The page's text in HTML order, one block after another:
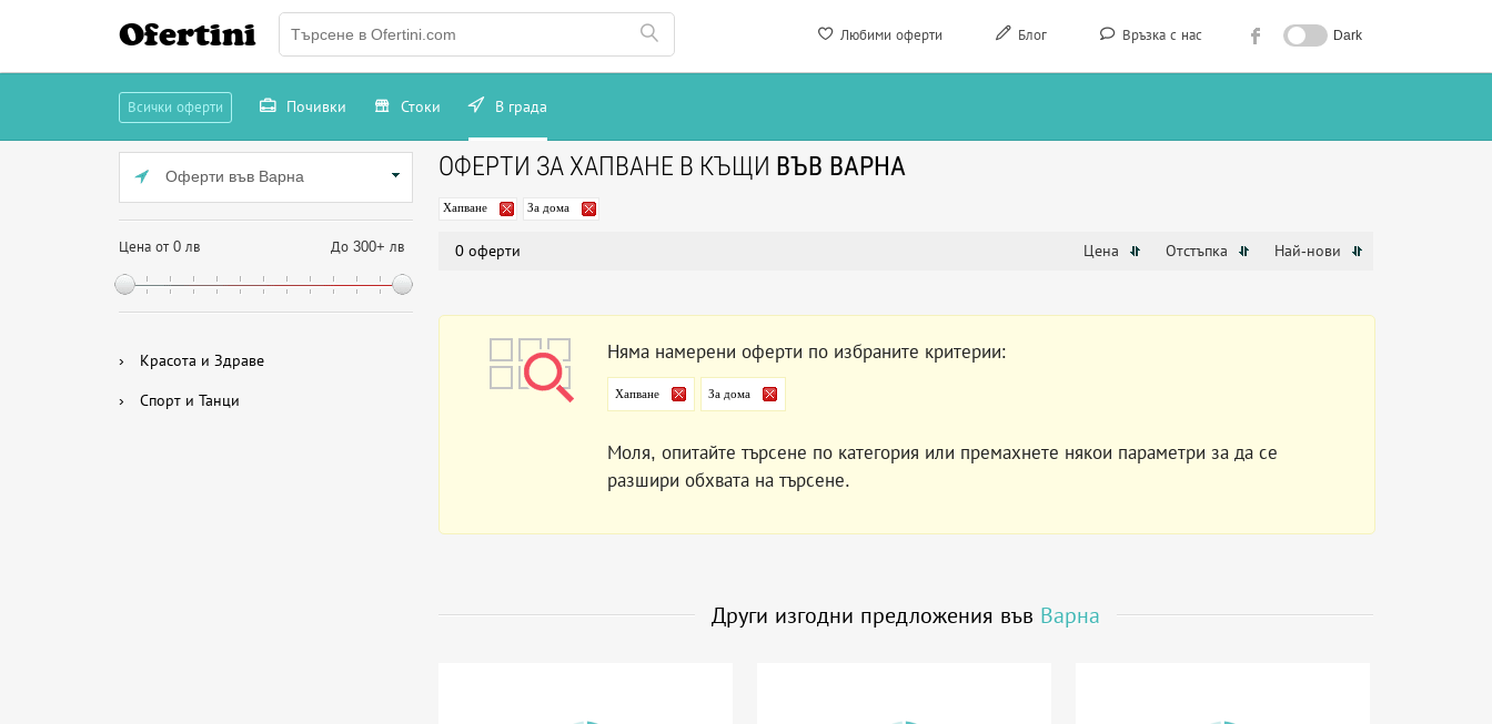
Любими оферти Блог Връзка с нас Dark
Ofertini
Всички оферти Почивки Стоки В града
Оферти във Варна
Цена от 0 лв До 300+ лв
› Красота и Здраве
› Спорт и Танци
ОФЕРТИ ЗА ХАПВАНЕ В КЪЩИ ВЪВ ВАРНА
Хапване За дома
0 оферти Цена Отстъпка Най-нови
Няма намерени оферти по избраните критерии:
Хапване За дома
Моля, опитайте търсене по категория или премахнете някои параметри за да се
разшири обхвата на търсене.
Други изгодни предложения във Варна